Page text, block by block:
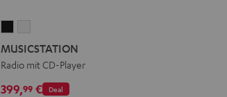
Schwarz
Weiß
MUSICSTATION
Radio mit CD-Player
Deal
399,99 €